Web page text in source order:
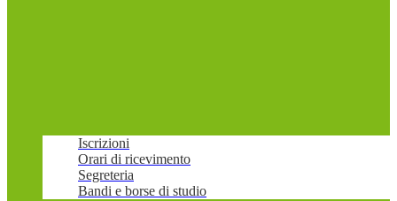
Iscrizioni
Orari di ricevimento
Segreteria
Bandi e borse di studio